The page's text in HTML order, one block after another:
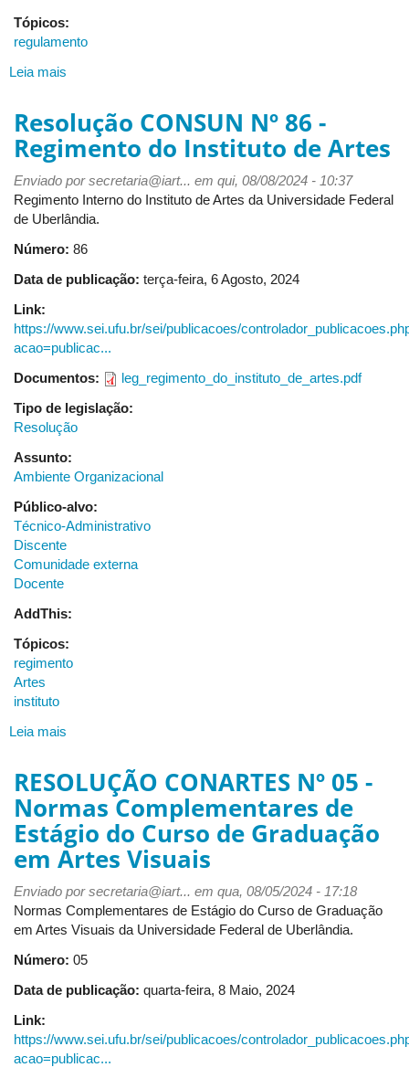
Tópicos:
regulamento
Leia mais
CONPEP
Nº
51,
05
de
dezembro
de
-
Programa
Pós-
em
Artes
Cênicas
Resolução CONSUN Nº 86 -
Regimento do Instituto de Artes
Enviado porsecretaria@iart... em qui, 08/08/2024 - 10:37
Regimento Interno do Instituto de Artes da Universidade Federal
de Uberlândia.
Número: 86
Data de publicação: terça-feira, 6 Agosto, 2024
Link:
https://www.sei.ufu.br/sei/publicacoes/
acao=publicac...
Documentos:
leg_regimento_do_instituto_de_artes.pdf
Tipo de legislação:
Resolução
Assunto:
Ambiente Organizacional
Público-alvo:
Técnico-Administrativo
Discente
Comunidade externa
Docente
AddThis:
Tópicos:
regimento
Artes
instituto
Leia mais
CONSUN
Nº
86
-
Regimento
do
de
Artes
RESOLUÇÃO CONARTES Nº 05 -
Normas Complementares de
Estágio do Curso de Graduação
em Artes Visuais
Enviado porsecretaria@iart... em qua, 08/05/2024 - 17:18
Normas Complementares de Estágio do Curso de Graduação
em Artes Visuais da Universidade Federal de Uberlândia.
Número: 05
Data de publicação: quarta-feira, 8 Maio, 2024
Link:
https://www.sei.ufu.br/sei/publicacoes/
acao=publicac...